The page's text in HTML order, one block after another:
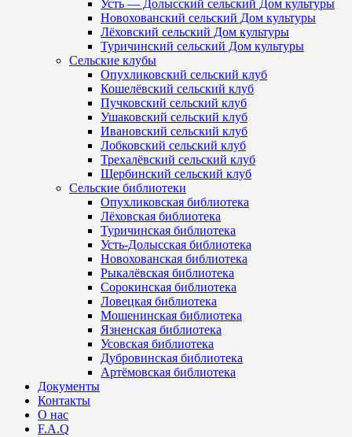
Усть — Долысский сельский Дом культуры
Новохованский сельский Дом культуры
Лёховский сельский Дом культуры
Туричинский сельский Дом культуры
Сельские клубы
Опухликовский сельский клуб
Кошелёвский сельский клуб
Пучковский сельский клуб
Ушаковский сельский клуб
Ивановский сельский клуб
Лобковский сельский клуб
Трехалёвский сельский клуб
Щербинский сельский клуб
Сельские библиотеки
Опухликовская библиотека
Лёховская библиотека
Туричинская библиотека
Усть-Долысская библиотека
Новохованская библиотека
Рыкалёвская библиотека
Сорокинская библиотека
Ловецкая библиотека
Мошенинская библиотека
Язненская библиотека
Усовская библиотека
Дубровинская библиотека
Артёмовская библиотека
Документы
Контакты
О нас
F.A.Q